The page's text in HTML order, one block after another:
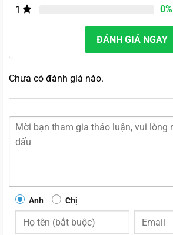
1
0%
ĐÁNH GIÁ NGAY
Chưa có đánh giá nào.
Anh Chị